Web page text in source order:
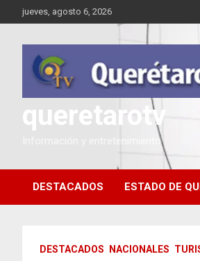
Saltar
al
jueves, agosto 6, 2026
queretarotv
Información y entretenimiento
DESTACADOS ESTADO DE
DESTACADOS NACIONALES